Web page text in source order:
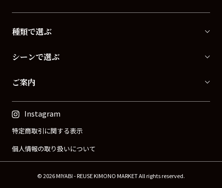
種類で選ぶ
シーンで選ぶ
ご案内
Instagram
特定商取引に関する表示
個人情報の取り扱いについて
© 2026 MIYABI - REUSE KIMONO MARKET All rights reserved.